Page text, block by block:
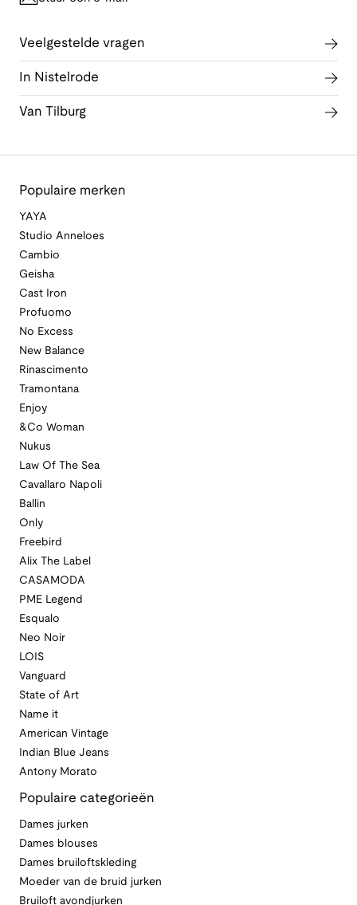
Veelgestelde vragen
In Nistelrode
Van Tilburg
Populaire merken
YAYA
Studio Anneloes
Cambio
Geisha
Cast Iron
Profuomo
No Excess
New Balance
Rinascimento
Tramontana
Enjoy
&Co Woman
Nukus
Law Of The Sea
Cavallaro Napoli
Ballin
Only
Freebird
Alix The Label
CASAMODA
PME Legend
Esqualo
Neo Noir
LOIS
Vanguard
State of Art
Name it
American Vintage
Indian Blue Jeans
Antony Morato
Populaire categorieën
Dames jurken
Dames blouses
Dames bruiloftskleding
Moeder van de bruid jurken
Bruiloft avondjurken